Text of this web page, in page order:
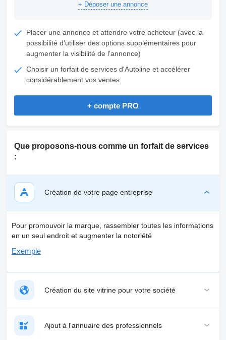
+ Déposer une annonce
Placer une annonce et attendre votre acheteur (avec la
possibilité d'utiliser des options supplémentaires pour
augmenter la visibilité de l'annonce)
Choisir un forfait de services d'Autoline et accélérer
considérablement vos ventes
+ compte PRO
Que proposons-nous comme un forfait de services
:
Création de votre page entreprise
Pour promouvoir la marque, rassembler toutes les informations
en un seul endroit et augmenter la notoriété
Exemple
Création du site vitrine pour votre société
Ajout à l'annuaire des professionnels